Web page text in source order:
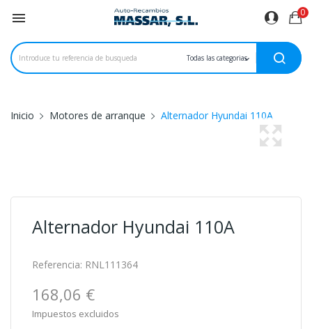
 0
Inicio Motores de arranque Alternador Hyundai 110A
Alternador Hyundai 110A
Referencia: RNL111364
168,06 €
Impuestos excluidos